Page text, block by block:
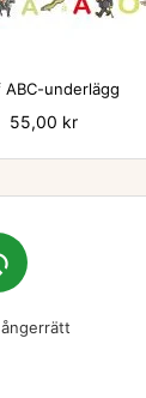

ABC-underlägg
Pris
55,00 kr